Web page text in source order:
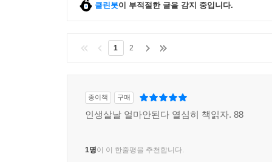
클린봇이 부적절한 글을 감지 중입니다.
1 2
종이책 구매
인생살날 얼마안된다 열심히 책읽자. 88
1명이 이 한줄평을 추천합니다.